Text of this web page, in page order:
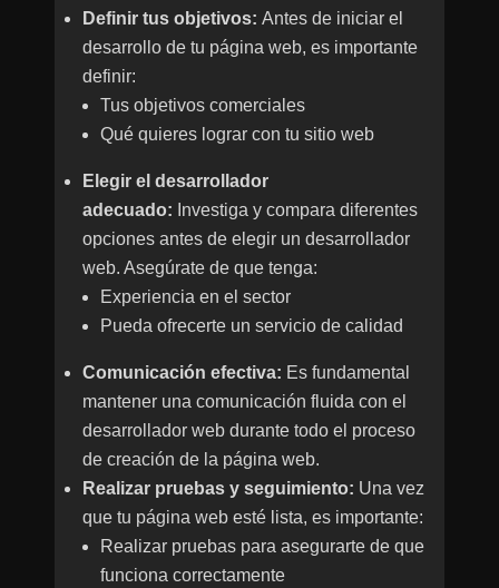
Definir tus objetivos: Antes de iniciar el
desarrollo de tu página web, es importante
definir:
Tus objetivos comerciales
Qué quieres lograr con tu sitio web
Elegir el desarrollador
adecuado: Investiga y compara diferentes
opciones antes de elegir un desarrollador
web. Asegúrate de que tenga:
Experiencia en el sector
Pueda ofrecerte un servicio de calidad
Comunicación efectiva: Es fundamental
mantener una comunicación fluida con el
desarrollador web durante todo el proceso
de creación de la página web.
Realizar pruebas y seguimiento: Una vez
que tu página web esté lista, es importante:
Realizar pruebas para asegurarte de que
funciona correctamente